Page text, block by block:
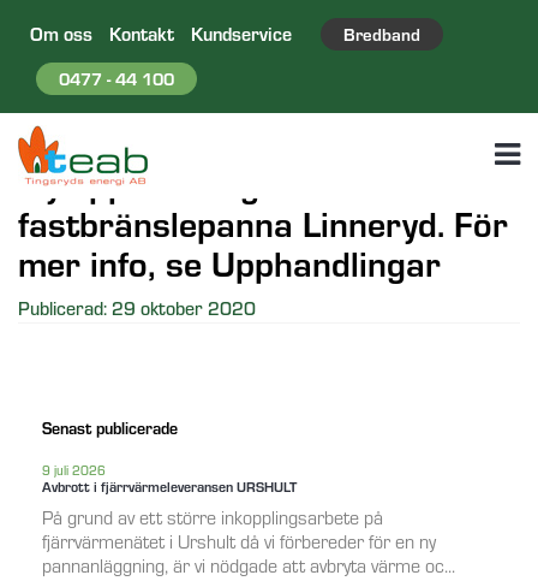
Om oss Kontakt Kundservice
Bredband
0477 - 44 100
Ny upphandling avseende
fastbränslepanna Linneryd. För
mer info, se Upphandlingar
Publicerad: 29 oktober 2020
Senast publicerade
9 juli 2026
Avbrott i fjärrvärmeleveransen URSHULT
På grund av ett större inkopplingsarbete på
fjärrvärmenätet i Urshult då vi förbereder för en ny
pannanläggning, är vi nödgade att avbryta värme oc...